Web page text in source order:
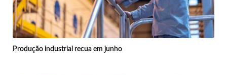
Produção industrial recua em junho